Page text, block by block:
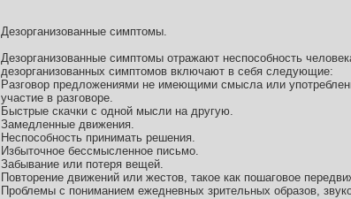
Дезорганизованные симптомы.
Дезорганизованные симптомы отражают неспособность
дезорганизованных симптомов включают в себя следующие:
Разговор предложениями не имеющими смысла или
участие в разговоре.
Быстрые скачки с одной мысли на другую.
Замедленные движения.
Неспособность принимать решения.
Избыточное бессмысленное письмо.
Забывание или потеря вещей.
Повторение движений или жестов, такое как пошаговое
Проблемы с пониманием ежедневных зрительных образов,